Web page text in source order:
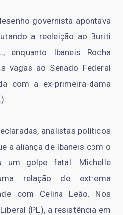
governista apontava
a reeleição ao Buriti
Ibaneis Rocha
vagas ao Senado Federal
com a ex-primeira-dama
analistas políticos
a aliança de Ibaneis com o
um golpe fatal. Michelle
relação de extrema
com Celina Leão. Nos
(PL), a resistência em